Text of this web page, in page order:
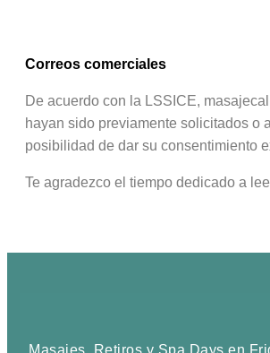
Correos comerciales
De acuerdo con la LSSICE,
hayan sido previamente solicitados o
posibilidad de dar su consentimiento
Te agradezco el tiempo dedicado a
Masajes, Retiros y Spa Days en